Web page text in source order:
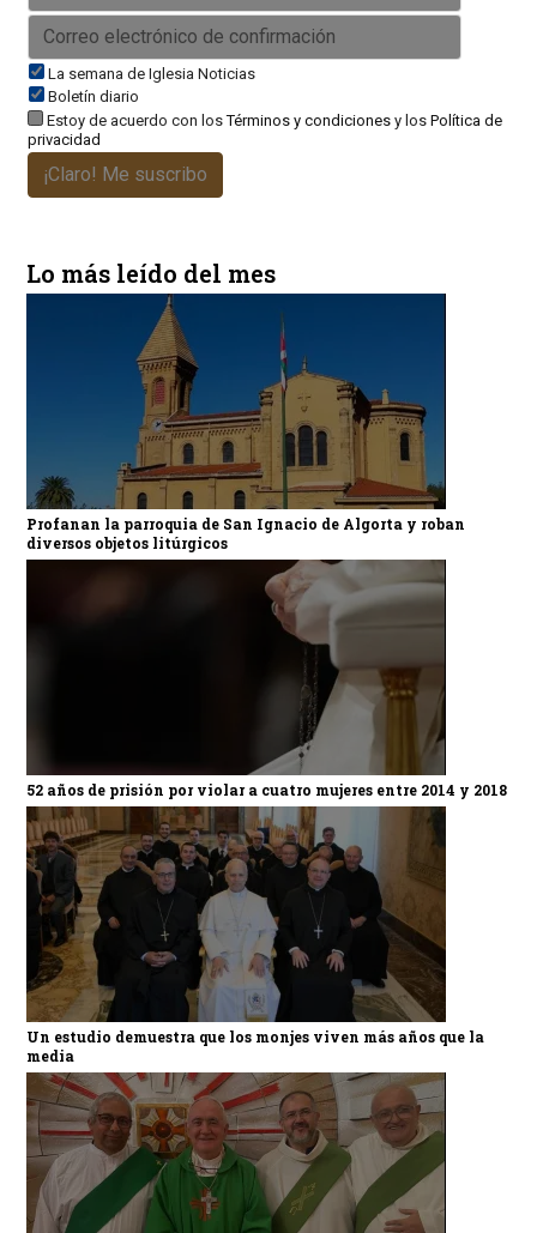
La semana de Iglesia Noticias
Boletín diario
Estoy de acuerdo con losTérminos y condicionesy los Política de
privacidad
¡Claro! Me suscribo
Lo más leído del mes
Profanan la parroquia de San Ignacio de Algorta y roban
diversos objetos litúrgicos
52 años de prisión por violar a cuatro mujeres entre 2014 y 2018
Un estudio demuestra que los monjes viven más años que la
media